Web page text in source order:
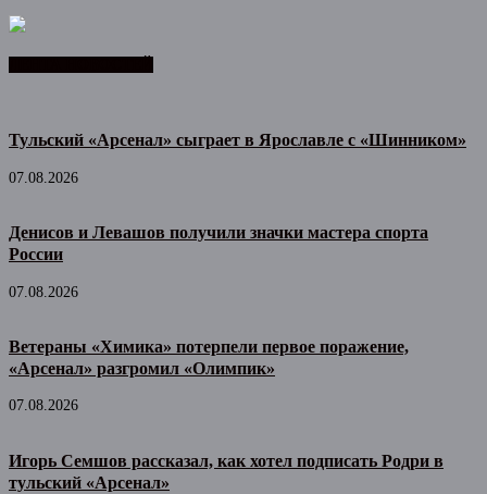
Тульский «Арсенал» сыграет в Ярославле с «Шинником»
07.08.2026
Денисов и Левашов получили значки мастера спорта
России
07.08.2026
Ветераны «Химика» потерпели первое поражение,
«Арсенал» разгромил «Олимпик»
07.08.2026
Игорь Семшов рассказал, как хотел подписать Родри в
тульский «Арсенал»